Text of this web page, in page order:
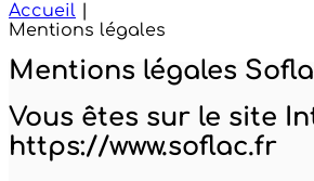
Accueil
Mentions légales
Mentions légales
Vous êtes sur le site
https://www.soflac.fr